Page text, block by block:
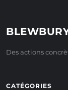
Des actions
CATÉGORIES